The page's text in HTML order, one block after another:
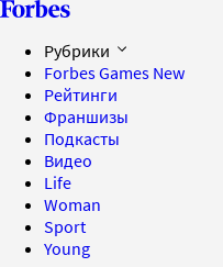
Рубрики
Forbes Games New
Рейтинги
Франшизы
Подкасты
Видео
Life
Woman
Sport
Young